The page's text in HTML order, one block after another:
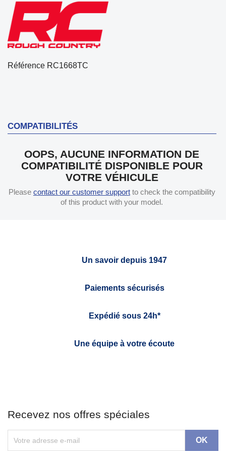
Référence RC1668TC
COMPATIBILITÉS
OOPS, AUCUNE INFORMATION DE
COMPATIBILITÉ DISPONIBLE POUR
VOTRE VÉHICULE
Please contact our customer supportto check the compatibility
of this product with your model.
Un savoir depuis 1947
Paiements sécurisés
Expédié sous 24h*
Une équipe à votre écoute
Recevez nos offres spéciales